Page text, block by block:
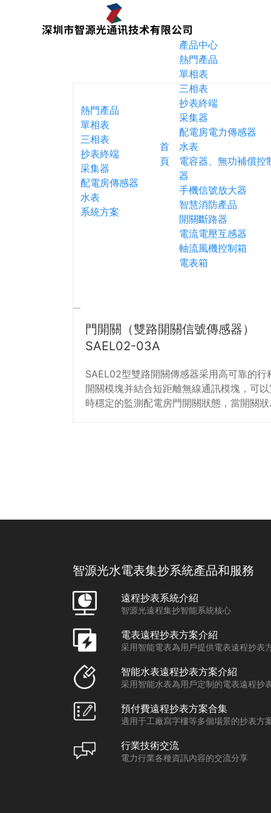
首
頁
產品中心
熱門產品
單相表
三相表
抄表終端
采集器
配電房電力傳感器
水表
電容器、無功補償控
器
手機信號放大器
智慧消防產品
開關斷路器
電流電壓互感器
軸流風機控制箱
電表箱
熱門產品
單相表
三相表
抄表終端
采集器
配電房傳感器
水表
系統方案
門開關（雙路開關信號傳感器）
SAEL02-03A
SAEL02型雙路開關傳感器采用高可靠的行
開關模塊并結合短距離無線通訊模塊，可
時穩定的監測配電房門開關狀態，當開關
智源光水電表集抄系統產品和服務
遠程抄表系統介紹
智源光遠程集抄智能系統核心
電表遠程抄表方案介紹
采用智能電表為用戶提供電表遠程抄表
智能水表遠程抄表方案介紹
采用智能水表為用戶定制的電表遠程抄
預付費遠程抄表方案合集
適用于工廠寫字樓等多個場景的抄表方
行業技術交流
電力行業各種資訊內容的交流分享